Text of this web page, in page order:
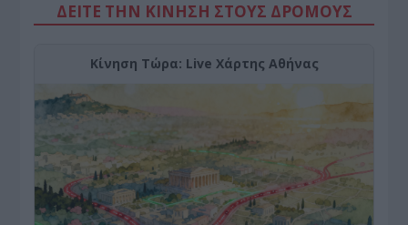
ΔΕΙΤΕ ΤΗΝ ΚΙΝΗΣΗ ΣΤΟΥΣ ΔΡΌΜΟΥΣ
Κίνηση Τώρα: Live Χάρτης Αθήνας